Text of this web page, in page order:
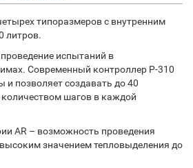
типоразмеров с внутренним
литров.
испытаний в
Современный контроллер P-310
и позволяет создавать до 40
шагов в каждой
AR – возможность проведения
значением тепловыделения до